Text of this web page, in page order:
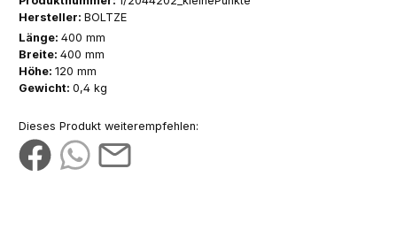
Hersteller: BOLTZE
Länge: 400 mm
Breite: 400 mm
Höhe: 120 mm
Gewicht: 0,4 kg
Dieses Produkt weiterempfehlen: